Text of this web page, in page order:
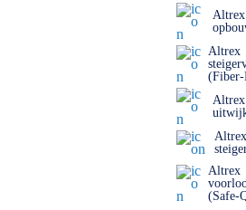
Altrex
Altrex
Altrex
Altrex
Altrex
(Safe-